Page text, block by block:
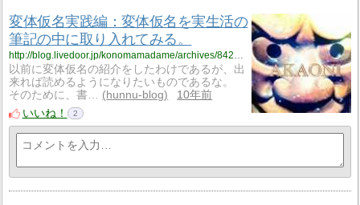
変体仮名実践編：変体仮名を実生活の
筆記の中に取り入れてみる。
以前に変体仮名の紹介をしたわけであるが、出
来れば読めるようになりたいものであるな。
そのために、書…
hunnu-blog
10年前
いいね！
2